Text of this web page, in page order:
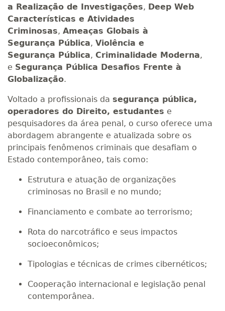
a Realização de Investigações, Deep Web
Características e Atividades
Criminosas, Ameaças Globais à
Segurança Pública, Violência e
Segurança Pública, Criminalidade Moderna,
e Segurança Pública Desafios Frente à
Globalização.
Voltado a profissionais da segurança pública,
operadores do Direito, estudantes e
pesquisadores da área penal, o curso oferece uma
abordagem abrangente e atualizada sobre os
principais fenômenos criminais que desafiam o
Estado contemporâneo, tais como:
Estrutura e atuação de organizações
criminosas no Brasil e no mundo;
Financiamento e combate ao terrorismo;
Rota do narcotráfico e seus impactos
socioeconômicos;
Tipologias e técnicas de crimes cibernéticos;
Cooperação internacional e legislação penal
contemporânea.